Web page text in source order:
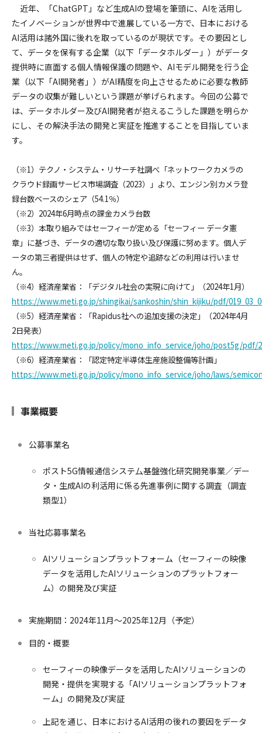
近年、「ChatGPT」など生成AIの登場を筆頭に、AIを活用し
たイノベーションが世界中で進展している一方で、日本における
AI活用は諸外国に後れを取っているのが現状です。その要因とし
て、データを保有する企業（以下「データホルダー」）がデータ
提供時に直面する個人情報保護の問題や、AIモデル開発を行う企
業（以下「AI開発者」）がAI精度を向上させるために必要な教師
データの収集が難しいという課題が挙げられます。今回の公募で
は、データホルダー及びAI開発者が抱えるこうした課題を明らか
にし、その解決手法の開発と実証を推進することを目指していま
す。
（※1）テクノ・システム・リサーチ社調べ「ネットワークカメラの
クラウド録画サービス市場調査（2023）」より、エンジン別カメラ登
録台数ベースのシェア（54.1％）
（※2）2024年6月時点の課金カメラ台数
（※3）本取り組みではセーフィーが定める「セーフィー データ憲
章」に基づき、データの適切な取り扱い及び保護に努めます。個人デ
ータの第三者提供はせず、個人の特定や追跡などの利用は行いませ
ん。
（※4）経済産業省：「デジタル社会の実現に向けて」（2024年1月）
https://www.meti.go.jp/shingikai/sankoshin/shin_kijiku/pdf/
（※5）経済産業省：「Rapidus社への追加支援の決定」（2024年4月
2日発表）
https://www.meti.go.jp/policy/mono_info_service/joho/post5g/pdf/
（※6）経済産業省：「認定特定半導体生産施設整備等計画」
https://www.meti.go.jp/policy/mono_info_service/joho/laws/
事業概要
公募事業名
ポスト5G情報通信システ厶基盤強化研究開発事業／デー
タ・生成AIの利活用に係る先進事例に関する調査（調査
類型1）
当社応募事業名
AIソリューションプラットフォーム（セーフィーの映像
データを活用したAIソリューションのプラットフォー
ム）の開発及び実証
実施期間：2024年11月～2025年12月（予定）
目的・概要
セーフィーの映像データを活用したAIソリューションの
開発・提供を実現する「AIソリューションプラットフォ
ーム」の開発及び実証
上記を通じ、日本におけるAI活用の後れの要因をデータ